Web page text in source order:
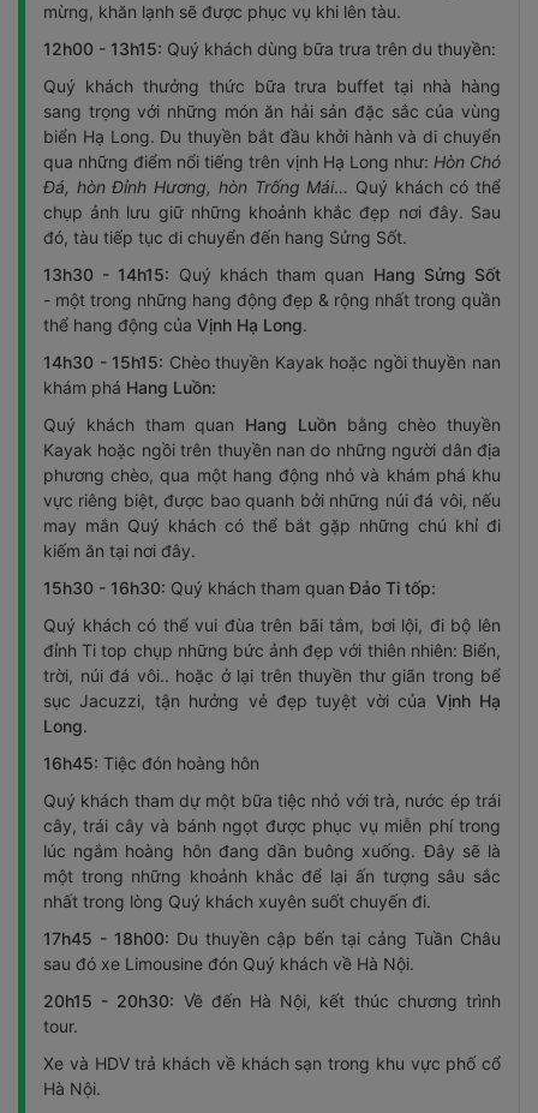
mừng, khăn lạnh sẽ được phục vụ khi lên tàu.
12h00 - 13h15: Quý khách dùng bữa trưa trên du thuyền:
Quý khách thưởng thức bữa trưa buffet tại nhà hàng
sang trọng với những món ăn hải sản đặc sắc của vùng
biển Hạ Long. Du thuyền bắt đầu khởi hành và di chuyển
qua những điểm nổi tiếng trên vịnh Hạ Long như: Hòn Chó
Đá, hòn Đỉnh Hương, hòn Trống Mái… Quý khách có thể
chụp ảnh lưu giữ những khoảnh khắc đẹp nơi đây. Sau
đó, tàu tiếp tục di chuyển đến hang Sửng Sốt.
13h30 - 14h15: Quý khách tham quan Hang Sửng Sốt
- một trong những hang động đẹp & rộng nhất trong quần
thể hang động của Vịnh Hạ Long.
14h30 - 15h15: Chèo thuyền Kayak hoặc ngồi thuyền nan
khám phá Hang Luồn:
Quý khách tham quan Hang Luồnbằng chèo thuyền
Kayak hoặc ngồi trên thuyền nan do những người dân địa
phương chèo, qua một hang động nhỏ và khám phá khu
vực riêng biệt, được bao quanh bởi những núi đá vôi, nếu
may mắn Quý khách có thể bắt gặp những chú khỉ đi
kiếm ăn tại nơi đây.
15h30 - 16h30: Quý khách tham quan Đảo Ti tốp:
Quý khách có thể vui đùa trên bãi tắm, bơi lội, đi bộ lên
đỉnh Ti top chụp những bức ảnh đẹp với thiên nhiên: Biển,
trời, núi đá vôi.. hoặc ở lại trên thuyền thư giãn trong bể
sục Jacuzzi, tận hưởng vẻ đẹp tuyệt vời của Vịnh Hạ
Long.
16h45: Tiệc đón hoàng hôn
Quý khách tham dự một bữa tiệc nhỏ với trà, nước ép trái
cây, trái cây và bánh ngọt được phục vụ miễn phí trong
lúc ngắm hoàng hôn đang dần buông xuống. Đây sẽ là
một trong những khoảnh khắc để lại ấn tượng sâu sắc
nhất trong lòng Quý khách xuyên suốt chuyến đi.
17h45 - 18h00: Du thuyền cập bến tại cảng Tuần Châu
sau đó xe Limousine đón Quý khách về Hà Nội.
20h15 - 20h30: Về đến Hà Nội, kết thúc chương trình
tour.
Xe và HDV trả khách về khách sạn trong khu vực phố cổ
Hà Nội.